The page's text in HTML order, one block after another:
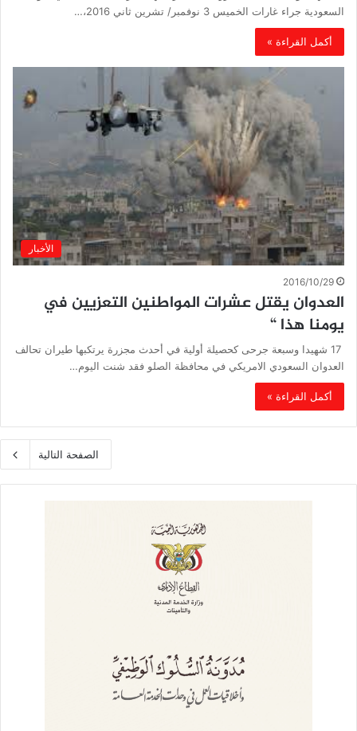
السعودية جراء غارات الخميس 3 نوفمبر/ تشرين ثاني 2016،…
أكمل القراءة »
الأخبار
2016/10/29
العدوان يقتل عشرات المواطنين التعزيين في
يومنا هذا “
17 شهيدا وسبعة جرحى كحصيلة أولية في أحدث مجزرة يرتكبها طيران تحالف
العدوان السعودي الامريكي في محافظة الصلو فقد شنت اليوم…
أكمل القراءة »
الصفحة التالية